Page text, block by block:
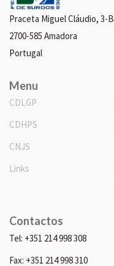
Praceta Miguel Cláudio, 3-B
2700-585 Amadora
Portugal
Menu
CDLGP
CDHPS
CNJS
Links
Contactos
Tel: +351 214 998 308
Fax: +351 214 998 310